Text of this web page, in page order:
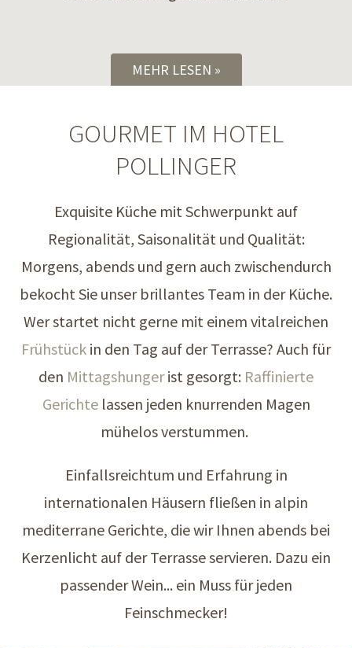
MEHR LESEN
GOURMET IM HOTEL
POLLINGER
Exquisite Küche mit Schwerpunkt auf
Regionalität, Saisonalität und Qualität:
Morgens, abends und gern auch zwischendurch
bekocht Sie unser brillantes Team in der Küche.
Wer startet nicht gerne mit einem vitalreichen
Frühstück in den Tag auf der Terrasse? Auch für
den Mittagshungerist gesorgt: Raffinierte
Gerichtelassen jeden knurrenden Magen
mühelos verstummen.
Einfallsreichtum und Erfahrung in
internationalen Häusern fließen in alpin
mediterrane Gerichte, die wir Ihnen abends bei
Kerzenlicht auf der Terrasse servieren. Dazu ein
passender Wein... ein Muss für jeden
Feinschmecker!